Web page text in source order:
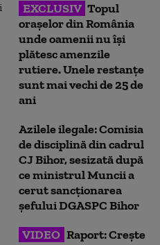
EXCLUSIV Topul
orașelor din România
unde oamenii nu își
plătesc amenzile
rutiere. Unele restanțe
sunt mai vechi de 25 de
ani
Azilele ilegale: Comisia
de disciplină din cadrul
CJ Bihor, sesizată după
ce ministrul Muncii a
cerut sancționarea
șefului DGASPC Bihor
VIDEO Raport: Crește